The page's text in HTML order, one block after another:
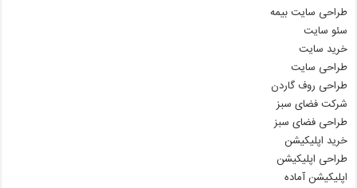
طراحی سایت بیمه
سئو سایت
خرید سایت
طراحی سایت
طراحی روف گاردن
شرکت فضای سبز
طراحی فضای سبز
خرید اپلیکیشن
طراحی اپلیکیشن
اپلیکیشن آماده